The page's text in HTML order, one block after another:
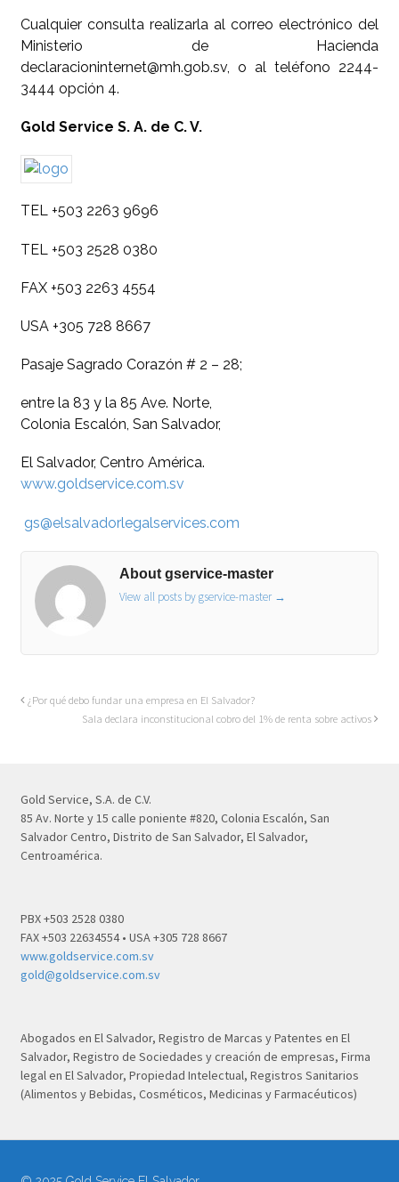
Cualquier consulta realizarla al correo electrónico del
Ministerio de Hacienda
declaracioninternet@mh.gob.sv, o al teléfono 2244-
3444 opción 4.
Gold Service S. A. de C. V.
TEL +503 2263 9696
TEL +503 2528 0380
FAX +503 2263 4554
USA +305 728 8667
Pasaje Sagrado Corazón # 2 – 28;
entre la 83 y la 85 Ave. Norte,
Colonia Escalón, San Salvador,
El Salvador, Centro América.
www.goldservice.com.sv
gs@elsalvadorlegalservices.com
About gservice-master
View all posts by gservice-master →
¿Por qué debo fundar una empresa en El Salvador?
Sala declara inconstitucional cobro del 1% de renta sobre activos
Gold Service, S.A. de C.V.
85 Av. Norte y 15 calle poniente #820, Colonia Escalón, San
Salvador Centro, Distrito de San Salvador, El Salvador,
Centroamérica.
PBX +503 2528 0380
FAX +503 22634554 • USA +305 728 8667
www.goldservice.com.sv
gold@goldservice.com.sv
Abogados en El Salvador, Registro de Marcas y Patentes en El
Salvador, Registro de Sociedades y creación de empresas, Firma
legal en El Salvador, Propiedad Intelectual, Registros Sanitarios
(Alimentos y Bebidas, Cosméticos, Medicinas y Farmacéuticos)